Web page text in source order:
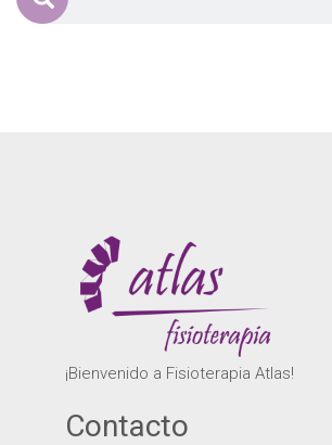
¡Bienvenido a Fisioterapia Atlas!
Contacto